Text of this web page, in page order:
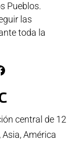
Pueblos.
las
toda la
central de 12
América